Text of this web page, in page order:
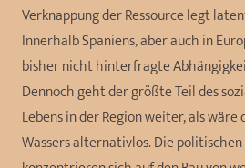
Verknappung der Ressource legt
Innerhalb Spaniens, aber auch in
bisher nicht hinterfragte
Dennoch geht der größte Teil des
Lebens in der Region weiter, als wäre
Wassers alternativlos. Die